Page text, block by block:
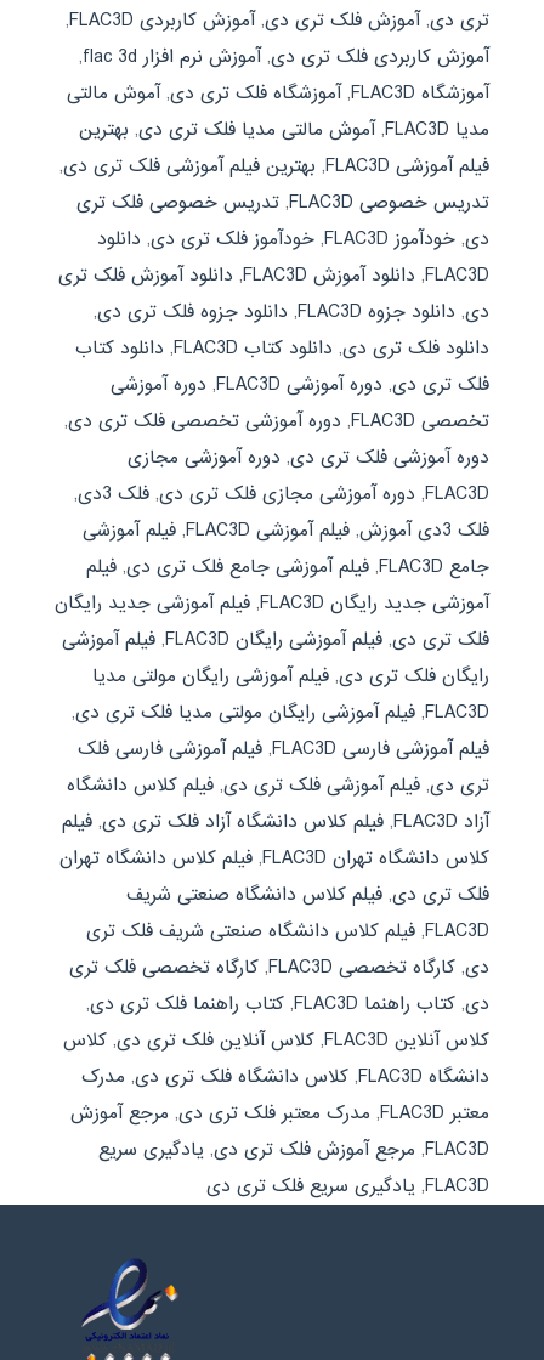
تری دی,آموزش فلک تری دی,آموزش کاربردی FLAC3D
,
آموزش کاربردی فلک تری دی,آموزش نرم افزار flac 3d
,
آموزشگاه FLAC3D
,آموزشگاه فلک تری دی,آموش مالتی
مدیا FLAC3D
,آموش مالتی مدیا فلک تری دی, بهترین
فیلم آموزشی FLAC3D
, بهترین فیلم آموزشی فلک تری دی,
تدریس خصوصی FLAC3D
, تدریس خصوصی فلک تری
دی, خودآموز FLAC3D , خودآموز فلک تری دی, دانلود
FLAC3D
, دانلود آموزش FLAC3D , دانلود آموزش فلک تری
دی, دانلود جزوه FLAC3D , دانلود جزوه فلک تری دی,
دانلود فلک تری دی, دانلود کتاب FLAC3D , دانلود کتاب
فلک تری دی, دوره آموزشی FLAC3D , دوره آموزشی
تخصصی FLAC3D
, دوره آموزشی تخصصی فلک تری دی,
دوره آموزشی فلک تری دی, دوره آموزشی مجازی
FLAC3D
, دوره آموزشی مجازی فلک تری دی, فلک 3دی
,
فلک 3دی آموزش
, فیلم آموزشی FLAC3D , فیلم آموزشی
جامع FLAC3D
, فیلم آموزشی جامع فلک تری دی, فیلم
آموزشی جدید رایگان FLAC3D
, فیلم آموزشی جدید رایگان
فلک تری دی, فیلم آموزشی رایگان FLAC3D , فیلم آموزشی
رایگان فلک تری دی, فیلم آموزشی رایگان مولتی مدیا
FLAC3D
, فیلم آموزشی رایگان مولتی مدیا فلک تری دی,
فیلم آموزشی فارسی FLAC3D
, فیلم آموزشی فارسی فلک
تری دی, فیلم آموزشی فلک تری دی, فیلم کلاس دانشگاه
آزاد FLAC3D
, فیلم کلاس دانشگاه آزاد فلک تری دی, فیلم
کلاس دانشگاه تهران FLAC3D
, فیلم کلاس دانشگاه تهران
فلک تری دی, فیلم کلاس دانشگاه صنعتی شریف
FLAC3D
, فیلم کلاس دانشگاه صنعتی شریف فلک تری
دی, کارگاه تخصصی FLAC3D , کارگاه تخصصی فلک تری
دی, کتاب راهنما FLAC3D , کتاب راهنما فلک تری دی,
کلاس آنلاین FLAC3D
, کلاس آنلاین فلک تری دی, کلاس
دانشگاه FLAC3D
, کلاس دانشگاه فلک تری دی, مدرک
معتبر FLAC3D
, مدرک معتبر فلک تری دی, مرجع آموزش
FLAC3D
, مرجع آموزش فلک تری دی, یادگیری سریع
FLAC3D
, یادگیری سریع فلک تری دی